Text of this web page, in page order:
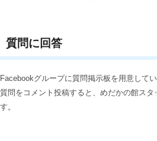
質問に回答
Facebookグループに質問掲示板を用意して
質問をコメント投稿すると、めだかの館スタ
す。